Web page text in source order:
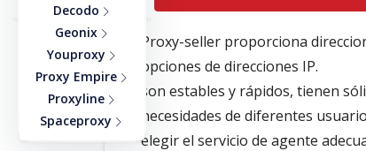
Proxy-seller proporciona
opciones de direcciones IP.
son estables y rápidos, tienen
necesidades de diferentes
elegir el servicio de agente
Decodo
Geonix
Youproxy
Proxy Empire
Proxyline
Spaceproxy